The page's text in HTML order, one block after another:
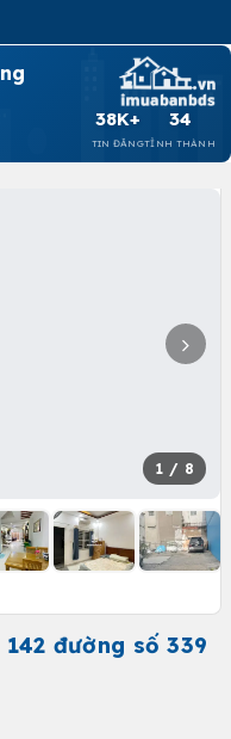
38K+
TIN ĐĂNG
34
TỈNH THÀNH
1 / 8
đường số 339